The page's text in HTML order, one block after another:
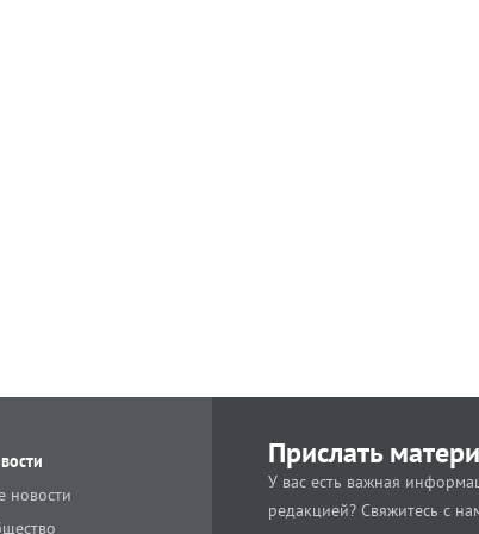
новости
Прислать
У вас есть важная
редакцией? Свяжитесь с